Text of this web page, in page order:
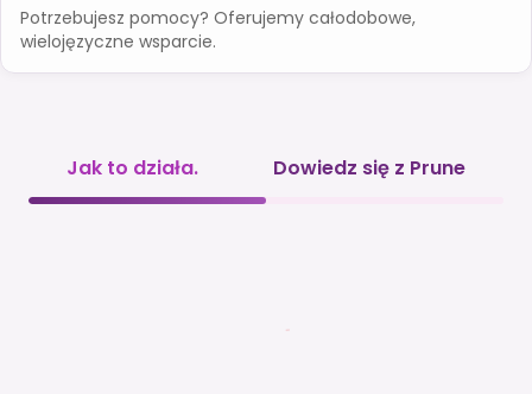
Potrzebujesz pomocy? Oferujemy całodobowe,
wielojęzyczne wsparcie.
Jak to działa. Dowiedz się z Prune